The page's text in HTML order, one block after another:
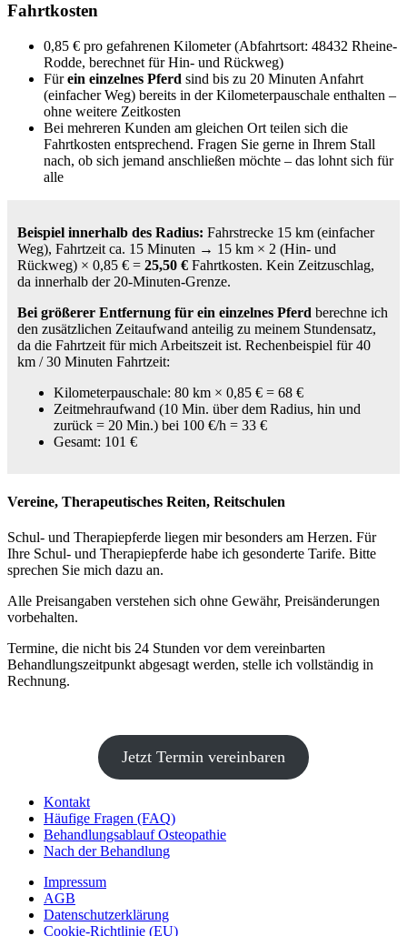
Fahrtkosten
0,85 € pro gefahrenen Kilometer (Abfahrtsort: 48432 Rheine-
Rodde, berechnet für Hin- und Rückweg)
Fürein einzelnes Pferd sind bis zu 20 Minuten Anfahrt
(einfacher Weg) bereits in der Kilometerpauschale enthalten –
ohne weitere Zeitkosten
Bei mehreren Kunden am gleichen Ort teilen sich die
Fahrtkosten entsprechend. Fragen Sie gerne in Ihrem Stall
nach, ob sich jemand anschließen möchte – das lohnt sich für
alle
Beispiel innerhalb des Radius: Fahrstrecke 15 km (einfacher
Weg), Fahrtzeit ca. 15 Minuten → 15 km × 2 (Hin- und
Rückweg) × 0,85 € = 25,50 €Fahrtkosten. Kein Zeitzuschlag,
da innerhalb der 20-Minuten-Grenze.
Bei größerer Entfernung für ein einzelnes Pferd berechne ich
den zusätzlichen Zeitaufwand anteilig zu meinem Stundensatz,
da die Fahrtzeit für mich Arbeitszeit ist. Rechenbeispiel für 40
km / 30 Minuten Fahrtzeit:
Kilometerpauschale: 80 km × 0,85 € = 68 €
Zeitmehraufwand (10 Min. über dem Radius, hin und
zurück = 20 Min.) bei 100 €/h = 33 €
Gesamt: 101 €
Vereine, Therapeutisches Reiten, Reitschulen
Schul- und Therapiepferde liegen mir besonders am Herzen. Für
Ihre Schul- und Therapiepferde habe ich gesonderte Tarife. Bitte
sprechen Sie mich dazu an.
Alle Preisangaben verstehen sich ohne Gewähr, Preisänderungen
vorbehalten.
Termine, die nicht bis 24 Stunden vor dem vereinbarten
Behandlungszeitpunkt abgesagt werden, stelle ich vollständig in
Rechnung.
Jetzt Termin vereinbaren
Kontakt
Häufige Fragen (FAQ)
Behandlungsablauf Osteopathie
Nach der Behandlung
Impressum
AGB
Datenschutz­erklärung
Cookie-Richtlinie (EU)